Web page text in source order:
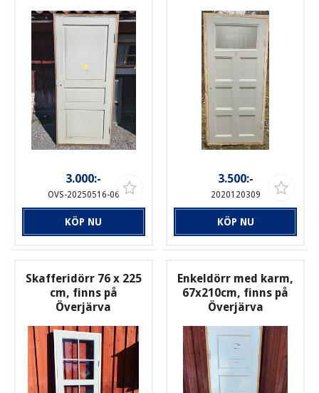
3.000:-
OVS-20250516-06
KÖP NU
3.500:-
2020120309
KÖP NU
Skafferidörr 76 x 225
cm, finns på
Överjärva
Enkeldörr med karm,
67x210cm, finns på
Överjärva